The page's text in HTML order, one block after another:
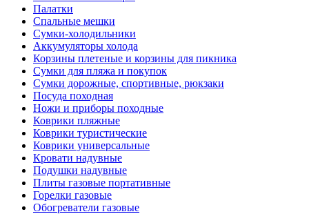
Палатки
Спальные мешки
Сумки-холодильники
Аккумуляторы холода
Корзины плетеные и корзины для пикника
Сумки для пляжа и покупок
Сумки дорожные, спортивные, рюкзаки
Посуда походная
Ножи и приборы походные
Коврики пляжные
Коврики туристические
Коврики универсальные
Кровати надувные
Подушки надувные
Плиты газовые портативные
Горелки газовые
Обогреватели газовые